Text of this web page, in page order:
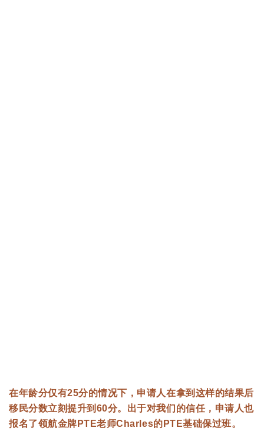
在年龄分仅有25分的情况下，申请人在拿到这样的结果后
移民分数立刻提升到60分。出于对我们的信任，申请人也
报名了领航金牌PTE老师Charles的PTE基础保过班。